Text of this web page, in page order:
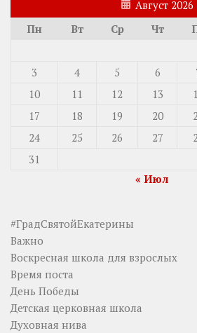
Август 2026
Пн
Вт Ср Чт
3
4 5 6
10
11 12 13
17
18 19 20
24
25 26 27
31
« Июл
#ГрадСвятойЕкатерины
Важно
Воскресная школа для взрослых
Время поста
День Победы
Детская церковная школа
Духовная нива